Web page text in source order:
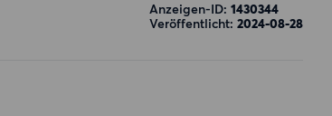
Anzeigen-ID: 1430344
Veröffentlicht: 2024-08-28